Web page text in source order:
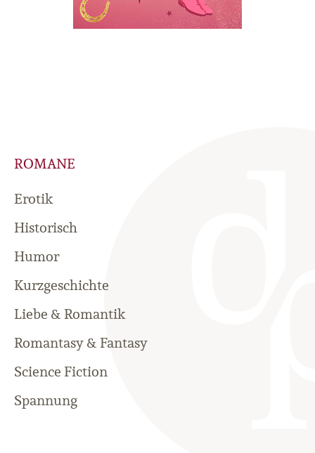
ROMANE
Erotik
Historisch
Humor
Kurzgeschichte
Liebe & Romantik
Romantasy & Fantasy
Science Fiction
Spannung